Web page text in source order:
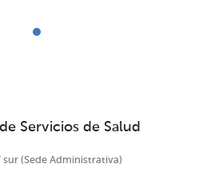
Servicios de Salud
(Sede Administrativa)